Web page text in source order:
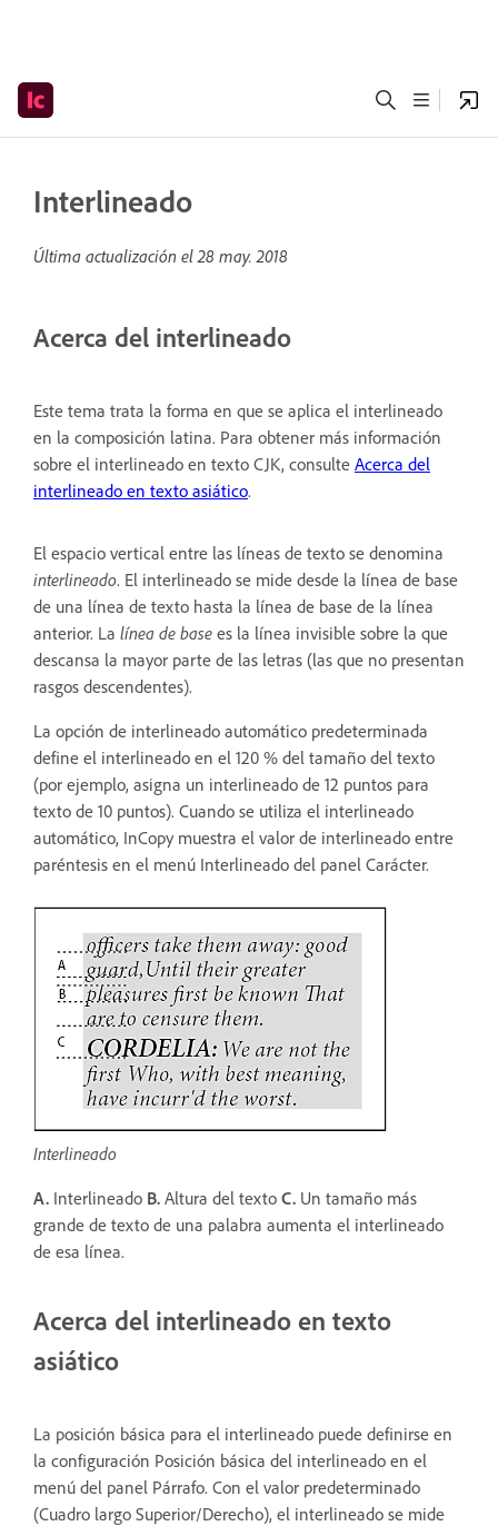
Interlineado
Última actualización el28 may. 2018
Acerca del interlineado
Este tema trata la forma en que se aplica el interlineado
en la composición latina. Para obtener más información
sobre el interlineado en texto CJK, consulte Acerca del
interlineado en texto asiático.
El espacio vertical entre las líneas de texto se denomina
interlineado. El interlineado se mide desde la línea de base
de una línea de texto hasta la línea de base de la línea
anterior. La línea de base es la línea invisible sobre la que
descansa la mayor parte de las letras (las que no presentan
rasgos descendentes).
La opción de interlineado automático predeterminada
define el interlineado en el 120 % del tamaño del texto
(por ejemplo, asigna un interlineado de 12 puntos para
texto de 10 puntos). Cuando se utiliza el interlineado
automático, InCopy muestra el valor de interlineado entre
paréntesis en el menú Interlineado del panel Carácter.
Interlineado
A. Interlineado B. Altura del texto C. Un tamaño más
grande de texto de una palabra aumenta el interlineado
de esa línea.
Acerca del interlineado en texto
asiático
La posición básica para el interlineado puede definirse en
la configuración Posición básica del interlineado en el
menú del panel Párrafo. Con el valor predeterminado
(Cuadro largo Superior/Derecho), el interlineado se mide